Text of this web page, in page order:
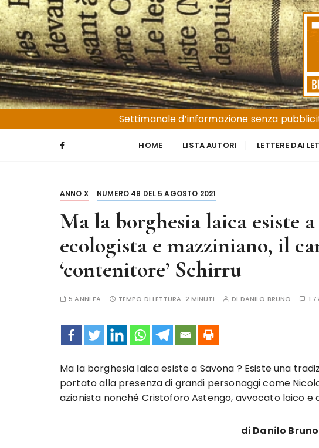
S
a
l
t
a
a
l
c
Trucioli
Liguria e Basso Piemonte
Settimanale d’informazione senza
HOME LISTA AUTORI LETTERE DAI
ANNO X NUMERO 48 DEL 5 AGOSTO 2021
Ma la borghesia laica esiste
ecologista e mazziniano, il
‘contenitore’ Schirru
5 ANNI FA TEMPO DI LETTURA: 2 MINUTI DI DANILO BRUNO
Ma la borghesia laica esiste a Savona ? Esiste una
portato alla presenza di grandi personaggi come
azionista nonché Cristoforo Astengo, avvocato laico e
di Danilo Bruno